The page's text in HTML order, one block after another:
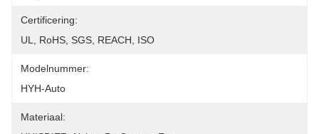
Certificering:
UL, RoHS, SGS, REACH, ISO
Modelnummer:
HYH-Auto
Materiaal: